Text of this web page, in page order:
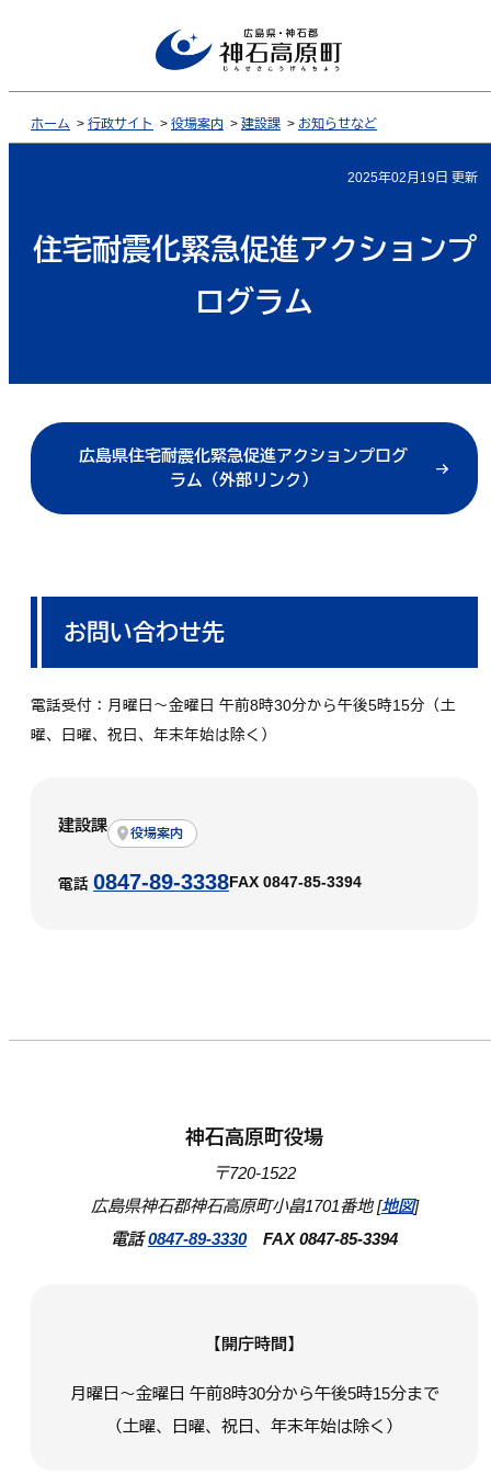
ホーム > 行政サイト > 役場案内 > 建設課 > お知らせなど
2025年02月19日 更新
住宅耐震化緊急促進アクションプ
ログラム
広島県住宅耐震化緊急促進アクションプログ
ラム（外部リンク）
お問い合わせ先
電話受付：月曜日～金曜日 午前8時30分から午後5時15分（土
曜、日曜、祝日、年末年始は除く）
建設課 役場案内
電話 0847-89-3338 FAX 0847-85-3394
神石高原町役場
〒720-1522
広島県神石郡神石高原町小畠1701番地 [地図]
電話0847-89-3330FAX 0847-85-3394
【開庁時間】
月曜日～金曜日 午前8時30分から午後5時15分まで
（土曜、日曜、祝日、年末年始は除く）